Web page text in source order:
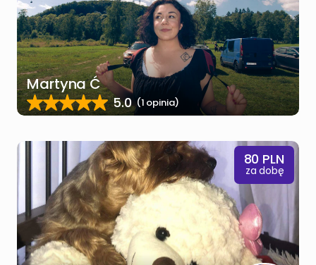
Martyna Ć
5.0 (1 opinia)
80 PLN
za dobę